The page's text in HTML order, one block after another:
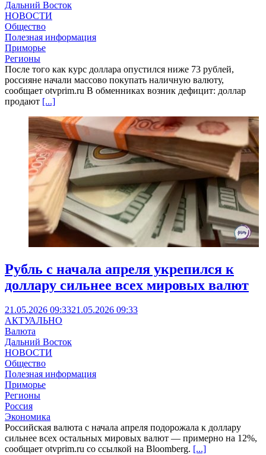
Дальний Восток
НОВОСТИ
Общество
Полезная информация
Приморье
Регионы
После того как курс доллара опустился ниже 73 рублей,
россияне начали массово покупать наличную валюту,
сообщает otvprim.ru В обменниках возник дефицит: доллар
продают [...]
Рубль с начала апреля укрепился к
доллару сильнее всех мировых валют
21.05.2026 09:3321.05.2026 09:33
АКТУАЛЬНО
Валюта
Дальний Восток
НОВОСТИ
Общество
Полезная информация
Приморье
Регионы
Россия
Экономика
Российская валюта с начала апреля подорожала к доллару
сильнее всех остальных мировых валют — примерно на 12%,
сообщает otvprim.ru со ссылкой на Bloomberg. [...]